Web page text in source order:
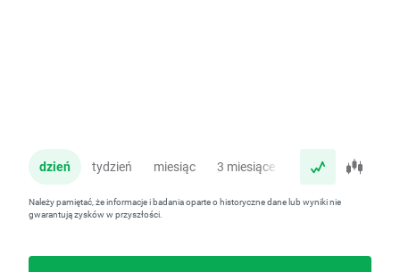
dzień tydzień miesiąc 3 miesiące rok
Należy pamiętać, że informacje i badania oparte o historyczne dane lub wyniki nie
gwarantują zysków w przyszłości.